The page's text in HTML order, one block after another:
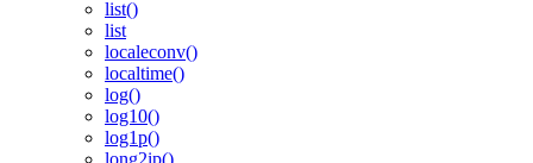
list()
list
localeconv()
localtime()
log()
log10()
log1p()
long2ip()